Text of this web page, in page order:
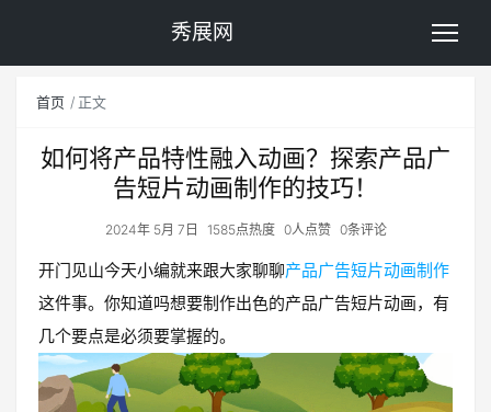
秀展网
首页 正文
如何将产品特性融入动画？探索产品广
告短片动画制作的技巧！
2024年 5月 7日 1585点热度 0人点赞 0条评论
开门见山今天小编就来跟大家聊聊产品广告短片动画制作
这件事。你知道吗想要制作出色的产品广告短片动画，有
几个要点是必须要掌握的。